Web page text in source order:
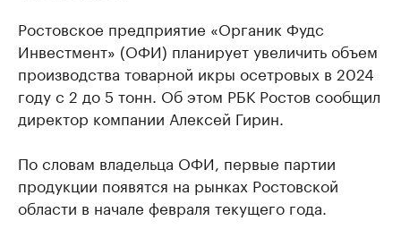
Ростовское предприятие «Органик Фудс
Инвестмент» (ОФИ) планирует увеличить объем
производства товарной икры осетровых в 2024
году с 2 до 5 тонн. Об этом РБК Ростов сообщил
директор компании Алексей Гирин.
По словам владельца ОФИ, первые партии
продукции появятся на рынках Ростовской
области в начале февраля текущего года.